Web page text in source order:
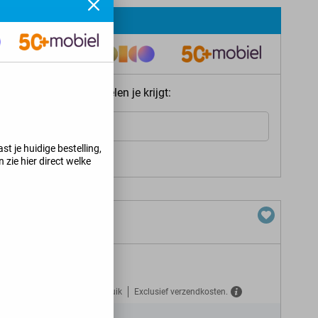
meteen welke voordelen je krijgt:
jij kunt krijgen>
Gratis verzekerd tegen misbruik Exclusief verzendkosten.
je huidige bestelling,
zie hier direct welke